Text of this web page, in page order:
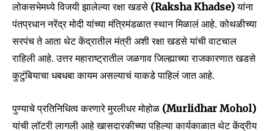
6,300 32,111
Followers
75
लोकसभेमध्ये विजयी झालेल्या रक्षा खडसे (Raksha Khadse)यांना
पंतप्रधान नरेंद्र मोदी यांच्या मंत्रिमंडळात स्थान मिळालं आहे. कोथळीच्या
सरपंच ते आता थेट केंद्रातील मंत्री अशी रक्षा खडसे यांची वाटचाल
राहिली आहे. उत्तर महाराष्ट्रातील जळगाव जिल्ह्याच्या राजकारणात खडसे
कुटुंबियाचा धबधबा कायम असल्याचं याकडे पाहिलं जात आहे.
पुण्याचे प्रतिनिधित्व करणारे मुरलीधर मोहोळ (Murlidhar Mohol)
यांची लॉटरी लागली आहे खासदारकीच्या पहिल्या कार्यकाळात थेट केंद्रीय